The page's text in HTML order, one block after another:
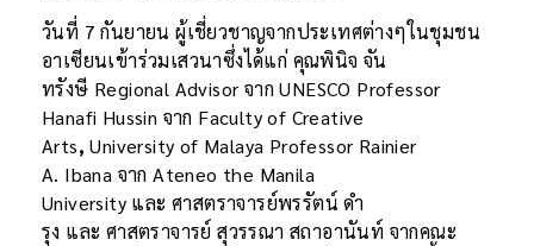
วันที่ 7 กันยายน ผู้เชี่ยวชาญจากประเทศต่างๆในชุมชน
อาเซียนเข้าร่วมเสวนาซึ่งได้แก่ คุณพินิจ จัน
ทรังษี Regional Advisor จาก UNESCO Professor
Hanafi Hussin จาก Faculty of Creative
Arts,University of Malaya Professor Rainier
A. Ibana จาก Ateneo the Manila
University และ ศาสตราจารย์พรรัตน์ ดำ
รุง และ ศาสตราจารย์ สุวรรณา สถาอานันท์ จากคณะ